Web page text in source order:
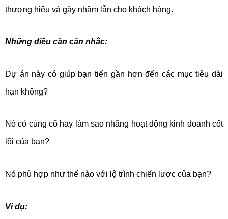
thương hiệu và gây nhầm lẫn cho khách hàng.
Những điều cần cân nhắc:
Dự án này có giúp bạn tiến gần hơn đến các mục tiêu dài
hạn không?
Nó có củng cố hay làm sao nhãng hoạt động kinh doanh cốt
lõi của bạn?
Nó phù hợp như thế nào với lộ trình chiến lược của bạn?
Ví dụ: